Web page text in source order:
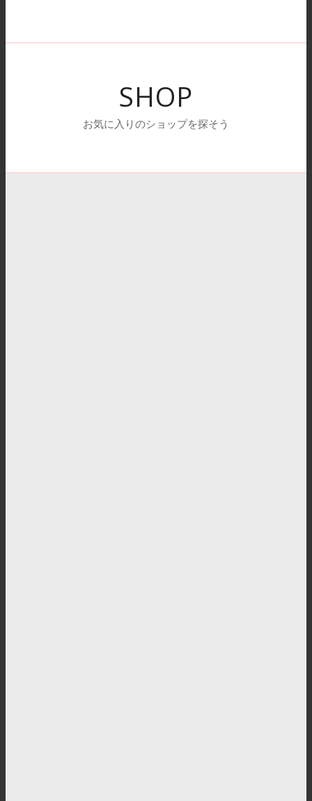
SHOP
お気に入りのショップを探そう